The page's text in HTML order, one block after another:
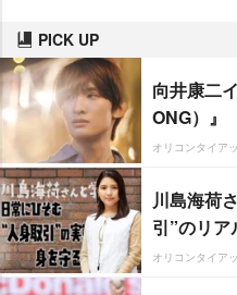
PICK UP
向井康二
ONG）』
オリコンタイア
川島海荷
引”のリア
オリコンタイア